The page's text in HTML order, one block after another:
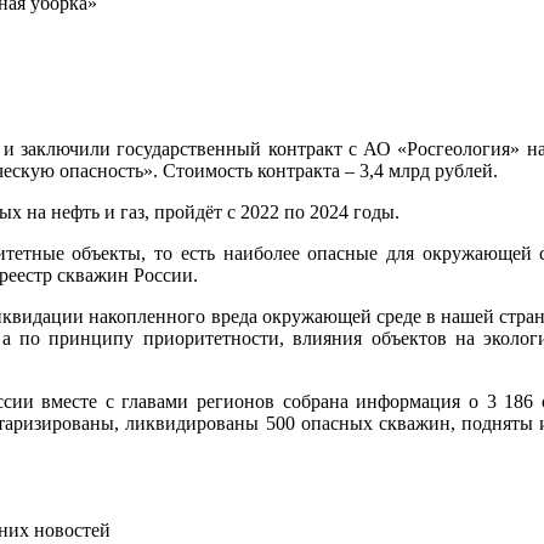
заключили государственный контракт с АО
опасность». Стоимость контракта – 3,4 млрд рублей.
на нефть и газ, пройдёт с 2022 по 2024 годы.
объекты, то есть наиболее опасные для
скважин России.
накопленного вреда окружающей среде в нашей
принципу приоритетности, влияния объектов на
вместе с главами регионов собрана информация о 3 186
ликвидированы 500 опасных скважин,
новостей